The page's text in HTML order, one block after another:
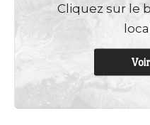
Cliquez sur le